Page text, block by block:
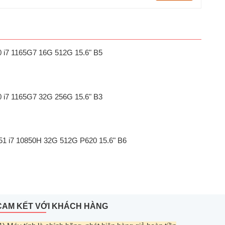
i7 1165G7 16G 512G 15.6" B5
i7 1165G7 32G 256G 15.6" B3
i7 10850H 32G 512G P620 15.6" B6
KẾT VỚI KHÁCH HÀNG